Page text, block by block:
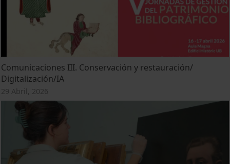
Comunicaciones III. Conservación y restauración/
Digitalización/IA
29 Abril, 2026